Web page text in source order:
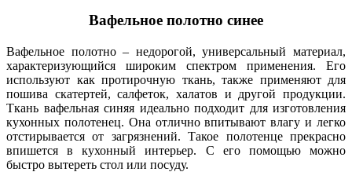
Вафельное полотно синее
Вафельное полотно – недорогой, универсальный материал,
характеризующийся широким спектром применения. Его
используют как протирочную ткань, также применяют для
пошива скатертей, салфеток, халатов и другой продукции.
Ткань вафельная синяя идеально подходит для изготовления
кухонных полотенец. Она отлично впитывают влагу и легко
отстирывается от загрязнений. Такое полотенце прекрасно
впишется в кухонный интерьер. С его помощью можно
быстро вытереть стол или посуду.